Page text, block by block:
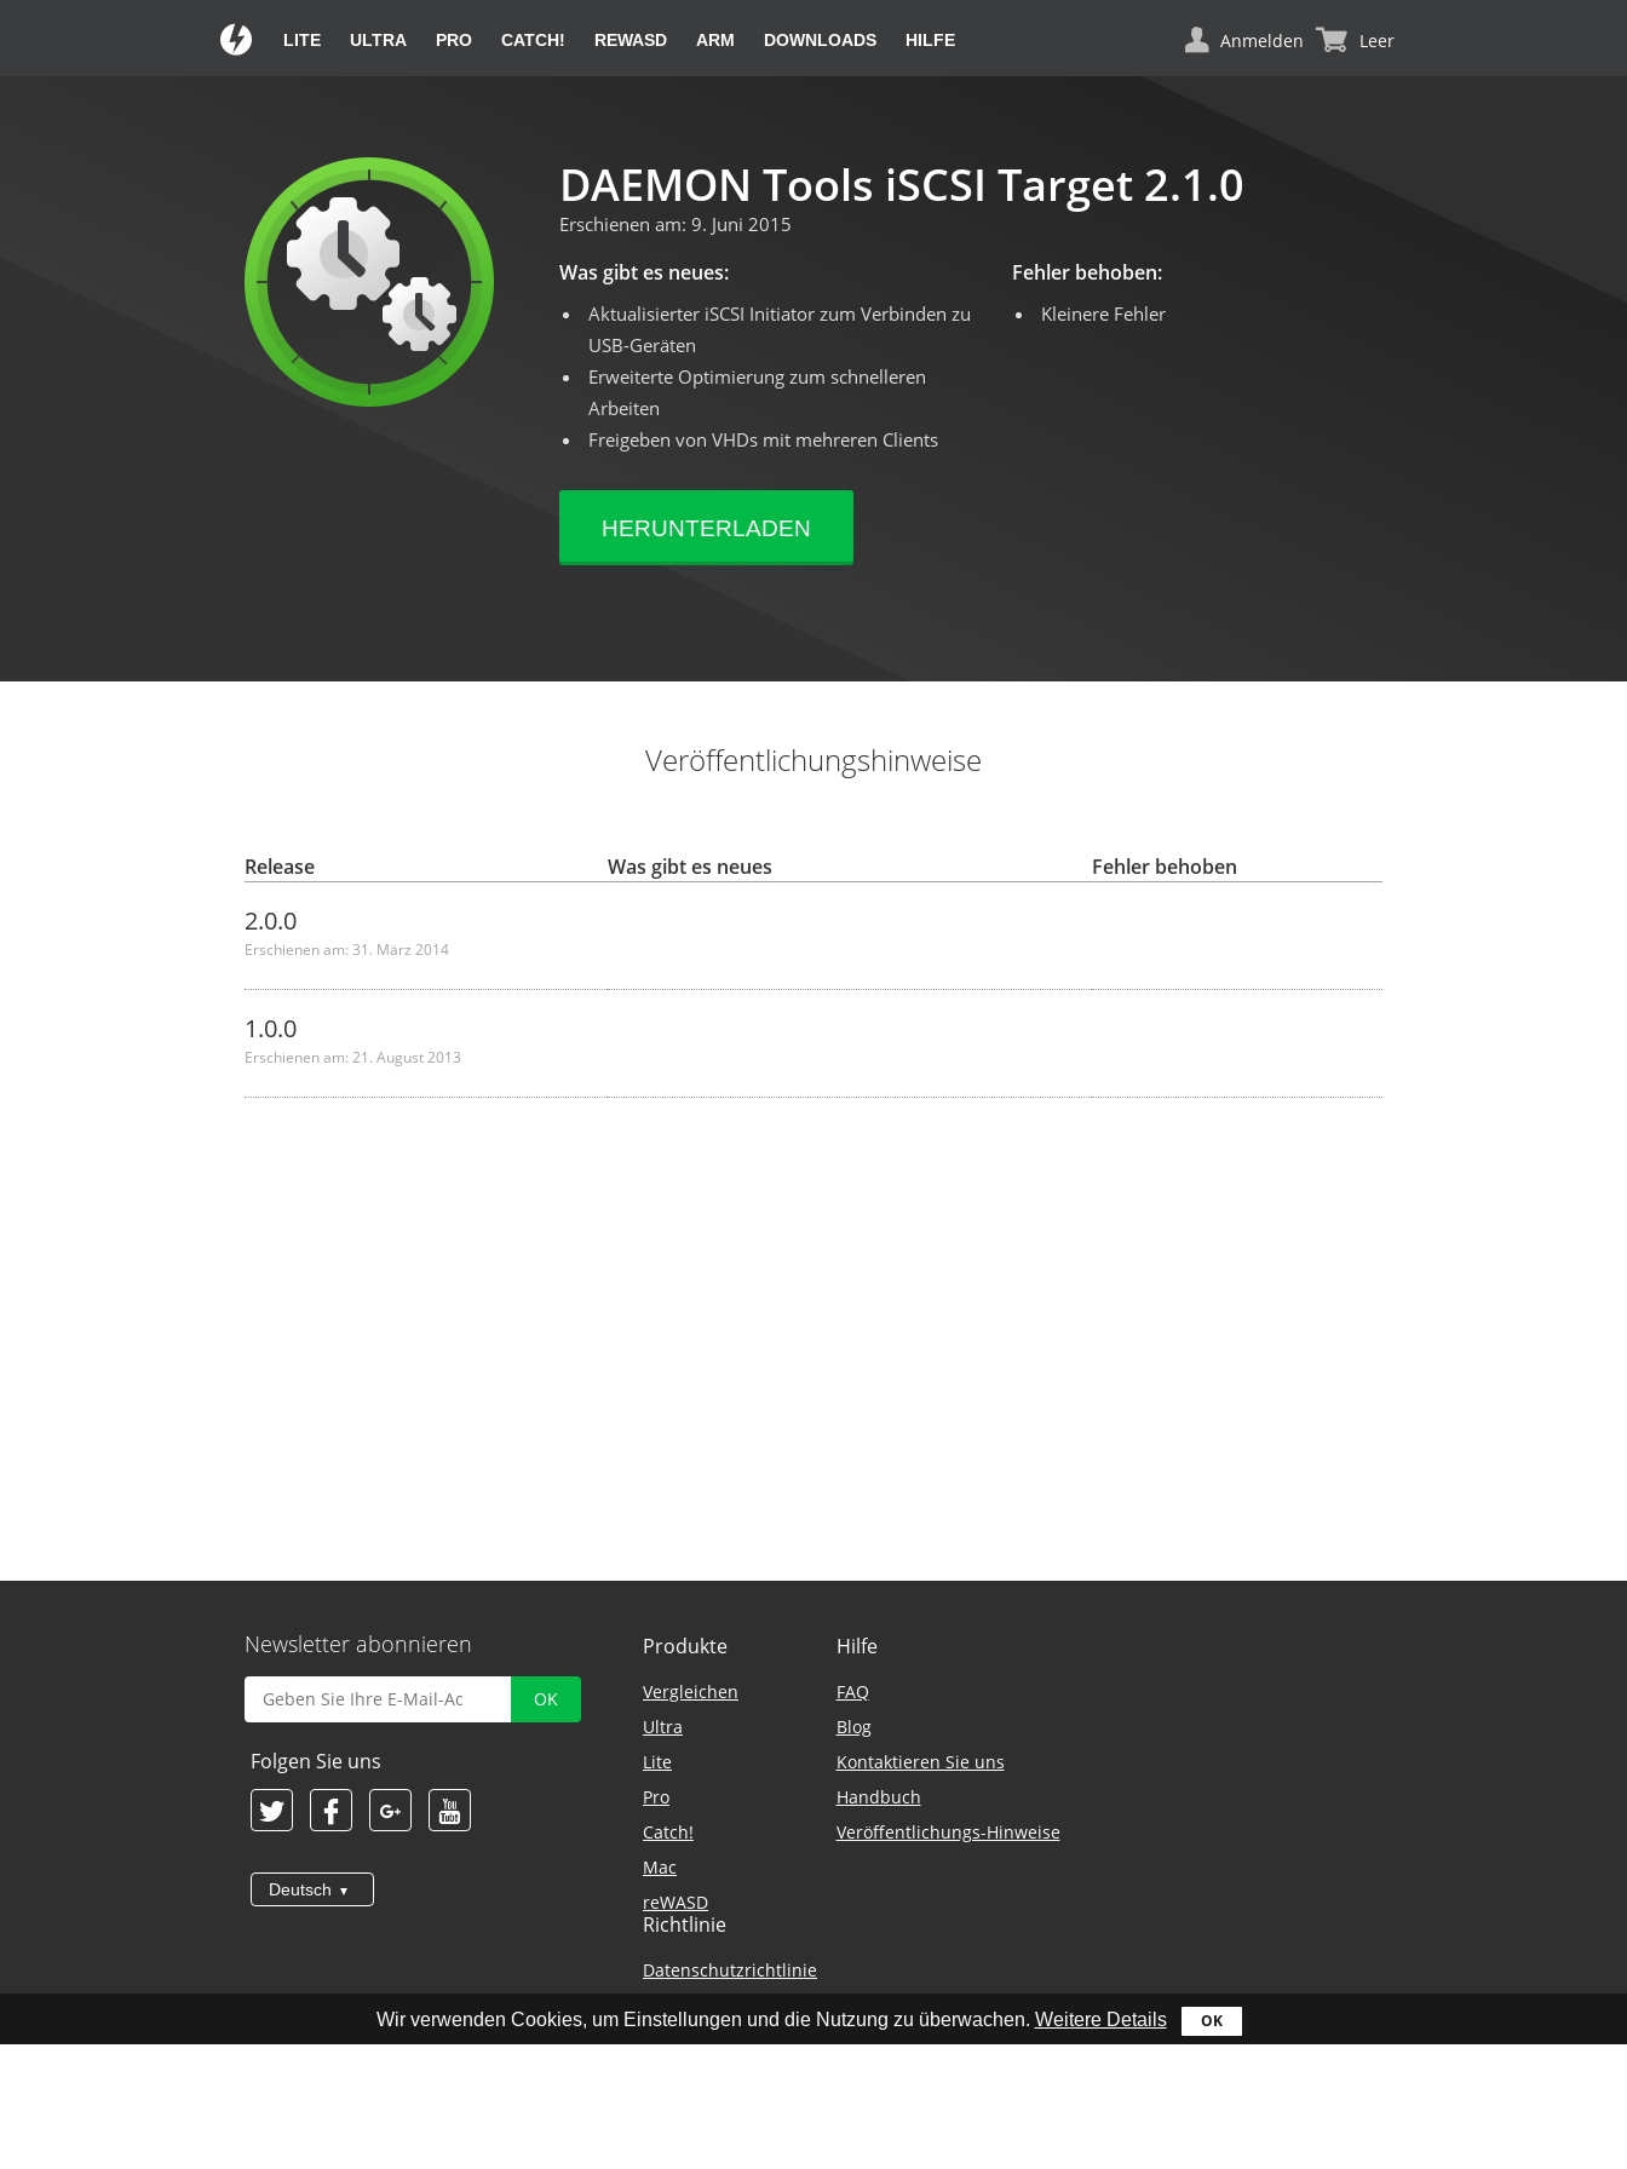
LITE ULTRA PRO CATCH! REWASD ARM DOWNLOADS HILFE Leer
Anmelden
DAEMON Tools iSCSI Target 2.1.0
Erschienen am: 9. Juni 2015
Was gibt es neues:
Aktualisierter iSCSI Initiator zum Verbinden zu
USB-Geräten
Erweiterte Optimierung zum schnelleren
Arbeiten
Freigeben von VHDs mit mehreren Clients
Fehler behoben:
Kleinere Fehler
HERUNTERLADEN
Veröffentlichungshinweise
Release Was gibt es neues Fehler behoben
2.0.0
Erschienen am: 31. März 2014
1.0.0
Erschienen am: 21. August 2013
Newsletter abonnieren
Folgen Sie uns
Deutsch
Produkte
Vergleichen
Ultra
Lite
Pro
Catch!
Mac
reWASD
Hilfe
FAQ
Blog
Kontaktieren Sie uns
Handbuch
Veröffentlichungs-Hinweise
Richtlinie
Datenschutzrichtlinie
© 2005 - 2026 Disc Soft Limited
Wir verwenden Cookies, um Einstellungen und die Nutzung zu überwachen. Weitere Details
Installationsanleitung von DAEMON Tools iSCSI Target
Klicken Sie mit einem Doppelklick auf
Fahren Sie die Installation mit der
angezeigten Anleitung fort.